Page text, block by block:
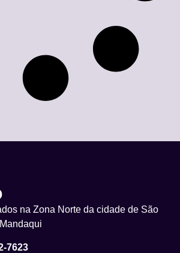
na Zona Norte da cidade de São
7623